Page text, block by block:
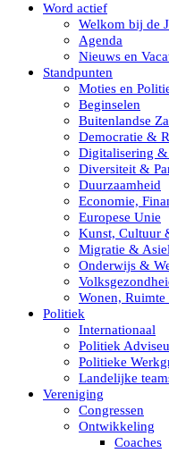
Word actief
Welkom bij de
Agenda
Nieuws en
Standpunten
Moties en
Beginselen
Buitenlandse
Democratie &
Digitalisering
Diversiteit &
Duurzaamheid
Economie,
Europese Unie
Kunst, Cultuur
Migratie & Asiel
Onderwijs &
Wonen,
Politiek
Internationaal
Politiek
Politieke
Landelijke
Vereniging
Congressen
Ontwikkeling
Coaches